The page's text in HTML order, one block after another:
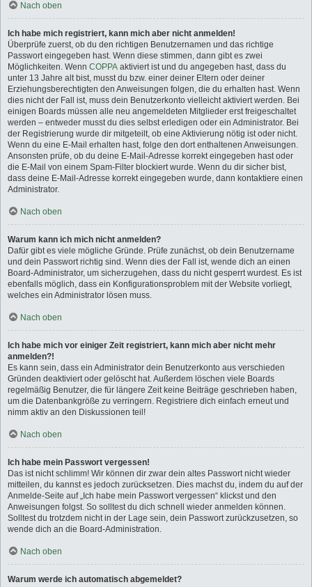
Nach oben
Ich habe mich registriert, kann mich aber nicht anmelden!
Überprüfe zuerst, ob du den richtigen Benutzernamen und das richtige
Passwort eingegeben hast. Wenn diese stimmen, dann gibt es zwei
Möglichkeiten. Wenn COPPA aktiviert ist und du angegeben hast, dass du
unter 13 Jahre alt bist, musst du bzw. einer deiner Eltern oder deiner
Erziehungsberechtigten den Anweisungen folgen, die du erhalten hast. Wenn
dies nicht der Fall ist, muss dein Benutzerkonto vielleicht aktiviert werden. Bei
einigen Boards müssen alle neu angemeldeten Mitglieder erst freigeschaltet
werden – entweder musst du dies selbst erledigen oder ein Administrator. Bei
der Registrierung wurde dir mitgeteilt, ob eine Aktivierung nötig ist oder nicht.
Wenn du eine E-Mail erhalten hast, folge den dort enthaltenen Anweisungen.
Ansonsten prüfe, ob du deine E-Mail-Adresse korrekt eingegeben hast oder
die E-Mail von einem Spam-Filter blockiert wurde. Wenn du dir sicher bist,
dass deine E-Mail-Adresse korrekt eingegeben wurde, dann kontaktiere einen
Administrator.
Nach oben
Warum kann ich mich nicht anmelden?
Dafür gibt es viele mögliche Gründe. Prüfe zunächst, ob dein Benutzername
und dein Passwort richtig sind. Wenn dies der Fall ist, wende dich an einen
Board-Administrator, um sicherzugehen, dass du nicht gesperrt wurdest. Es ist
ebenfalls möglich, dass ein Konfigurationsproblem mit der Website vorliegt,
welches ein Administrator lösen muss.
Nach oben
Ich habe mich vor einiger Zeit registriert, kann mich aber nicht mehr
anmelden?!
Es kann sein, dass ein Administrator dein Benutzerkonto aus verschieden
Gründen deaktiviert oder gelöscht hat. Außerdem löschen viele Boards
regelmäßig Benutzer, die für längere Zeit keine Beiträge geschrieben haben,
um die Datenbankgröße zu verringern. Registriere dich einfach erneut und
nimm aktiv an den Diskussionen teil!
Nach oben
Ich habe mein Passwort vergessen!
Das ist nicht schlimm! Wir können dir zwar dein altes Passwort nicht wieder
mitteilen, du kannst es jedoch zurücksetzen. Dies machst du, indem du auf der
Anmelde-Seite auf „Ich habe mein Passwort vergessen“ klickst und den
Anweisungen folgst. So solltest du dich schnell wieder anmelden können.
Solltest du trotzdem nicht in der Lage sein, dein Passwort zurückzusetzen, so
wende dich an die Board-Administration.
Nach oben
Warum werde ich automatisch abgemeldet?